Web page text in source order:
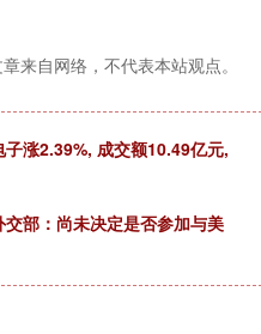
来自网络，不代表本站观点。
涨2.39%, 成交额10.49亿元,
部：尚未决定是否参加与美